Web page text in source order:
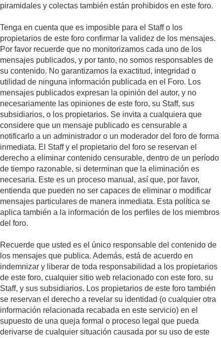
piramidales y colectas también están prohibidos en este foro.
Tenga en cuenta que es imposible para el Staff o los
propietarios de este foro confirmar la validez de los mensajes.
Por favor recuerde que no monitorizamos cada uno de los
mensajes publicados, y por tanto, no somos responsables de
su contenido. No garantizamos la exactitud, integridad o
utilidad de ninguna información publicada en el Foro. Los
mensajes publicados expresan la opinión del autor, y no
necesariamente las opiniones de este foro, su Staff, sus
subsidiarios, o los propietarios. Se invita a cualquiera que
considere que un mensaje publicado es censurable a
notificarlo a un administrador o un moderador del foro de forma
inmediata. El Staff y el propietario del foro se reservan el
derecho a eliminar contenido censurable, dentro de un período
de tiempo razonable, si determinan que la eliminación es
necesaria. Este es un proceso manual, así que, por favor,
entienda que pueden no ser capaces de eliminar o modificar
mensajes particulares de manera inmediata. Esta política se
aplica también a la información de los perfiles de los miembros
del foro.
Recuerde que usted es el único responsable del contenido de
los mensajes que publica. Además, está de acuerdo en
indemnizar y liberar de toda responsabilidad a los propietarios
de este foro, cualquier sitio web relacionado con este foro, su
Staff, y sus subsidiarios. Los propietarios de este foro también
se reservan el derecho a revelar su identidad (o cualquier otra
información relacionada recabada en este servicio) en el
supuesto de una queja formal o proceso legal que pueda
derivarse de cualquier situación causada por su uso de este